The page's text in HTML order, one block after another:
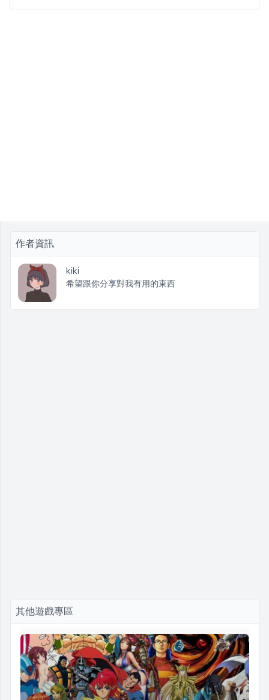
作者資訊
kiki
希望跟你分享對我有用的東西
其他遊戲專區